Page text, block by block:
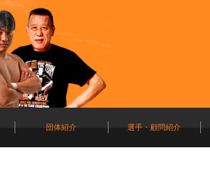
団体紹介 選手・顧問紹介